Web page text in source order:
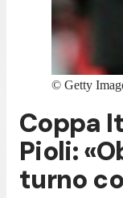
© Getty
Coppa
Pioli:
turno